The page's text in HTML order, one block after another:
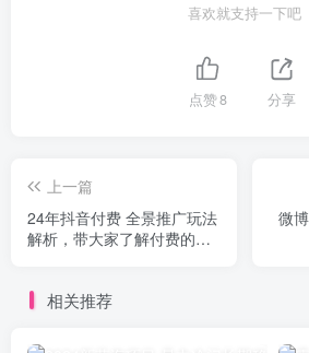
喜欢就支持一下吧
点赞8 分享
上一篇
24年抖音付费 全景推广玩法
解析，带大家了解付费的整
微
相关推荐